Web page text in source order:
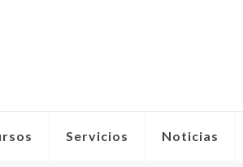
Servicios Noticias